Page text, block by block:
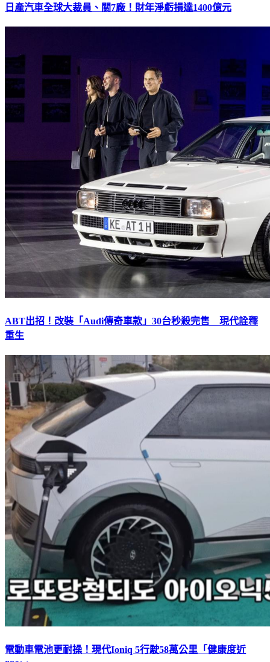
日產汽車全球大裁員、關7廠！財年淨虧損達1400億元
ABT出招！改裝「Audi傳奇車款」30台秒殺完售 現代詮釋
重生
電動車電池更耐操！現代Ioniq 5行駛58萬公里「健康度近